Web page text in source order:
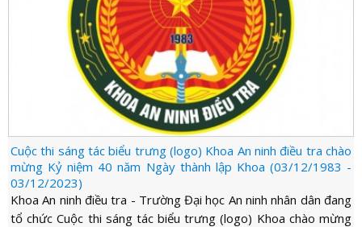
Cuộc thi sáng tác biểu trưng (logo) Khoa An ninh điều tra chào
mừng Kỷ niệm 40 năm Ngày thành lập Khoa (03/12/1983 -
03/12/2023)
Khoa An ninh điều tra - Trường Đại học An ninh nhân dân đang
tổ chức Cuộc thi sáng tác biểu trưng (logo) Khoa chào mừng